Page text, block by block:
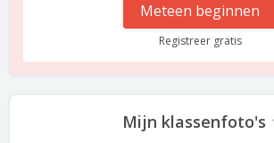
Meteen beginnen
Registreer gratis
Mijn klassenfoto's 1